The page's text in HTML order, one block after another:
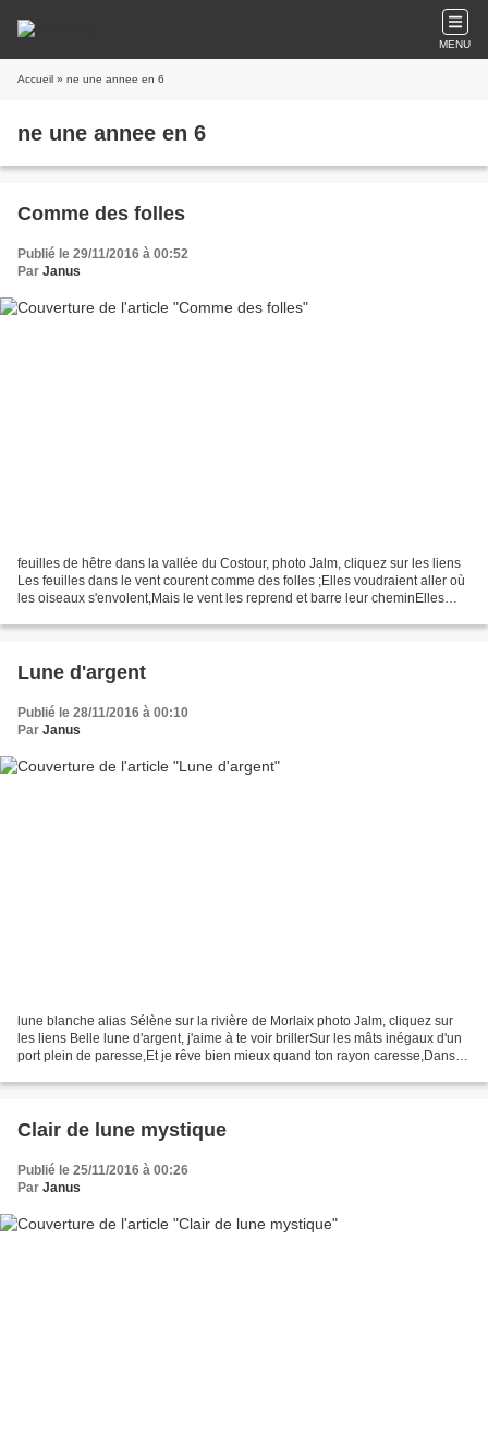
MENU
Accueil » ne une annee en 6
ne une annee en 6
Comme des folles
Publié le 29/11/2016 à 00:52
Par Janus
feuilles de hêtre dans la vallée du Costour, photo Jalm, cliquez sur les liens
Les feuilles dans le vent courent comme des folles ;Elles voudraient aller où
les oiseaux s'envolent,Mais le vent les reprend et barre leur cheminElles
Lune d'argent
Publié le 28/11/2016 à 00:10
Par Janus
lune blanche alias Sélène sur la rivière de Morlaix photo Jalm, cliquez sur
les liens Belle lune d'argent, j'aime à te voir brillerSur les mâts inégaux d'un
port plein de paresse,Et je rêve bien mieux quand ton rayon caresse,Dans
Clair de lune mystique
Publié le 25/11/2016 à 00:26
Par Janus